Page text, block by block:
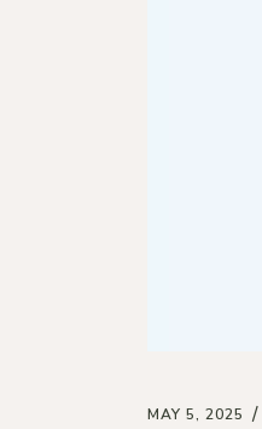
MAY 5, 2025